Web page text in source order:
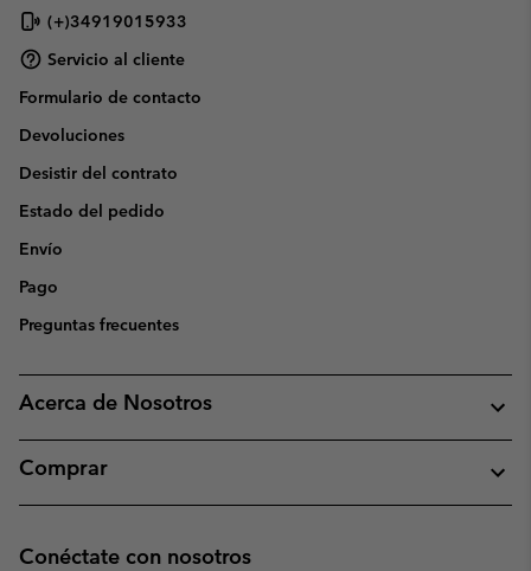
(+)34919015933
Servicio al cliente
Formulario de contacto
Devoluciones
Desistir del contrato
Estado del pedido
Envío
Pago
Preguntas frecuentes
Acerca de Nosotros
Comprar
Conéctate con nosotros